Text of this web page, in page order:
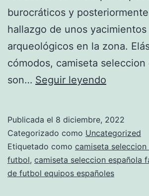
burocráticos y
hallazgo de unos yacimientos
arqueológicos en la zona.
cómodos, camiseta seleccion
son… Seguir leyendo
espaola
Publicada el 8 diciembre, 2022
Categorizado como Uncategorized
Etiquetado como camiseta
futbol, camiseta seleccion española
de futbol equipos españoles